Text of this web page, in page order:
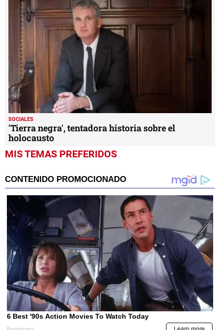
SOCIALES
'Tierra negra', tentadora historia sobre el
holocausto
MIS TEMAS PREFERIDOS